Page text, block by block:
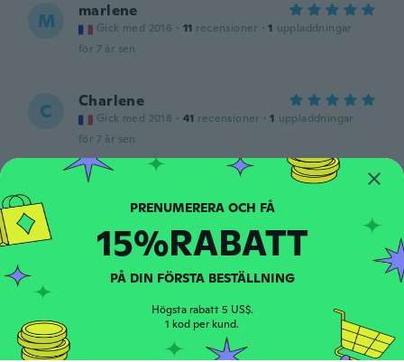
M marlene
Gick med 2016 · 11 recensioner · 1 uppladdningar
för 7 år sen
C Charlene
Gick med 2018 · 41 recensioner · 1 uppladdningar
för 7 år sen
S Gick med 2018 · 3 recensioner
för 7 år sen
J Jocelyne
Vous m' avez l'ivraie taillé trop grand
PRENUMERERA OCH FÅ
15%RABATT
PÅ DIN FÖRSTA BESTÄLLNING
Högsta rabatt 5 US$.
1 kod per kund.